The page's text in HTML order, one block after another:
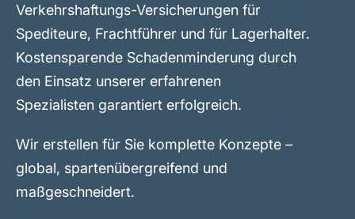
Verkehrshaftungs­-Versicherungen für
Spediteure, Frachtführer und für Lagerhalter.
Kostensparende Schadenminderung durch
den Einsatz unserer erfahrenen
Spezialisten garantiert erfolgreich.
Wir erstellen für Sie komplette Konzepte –
global, spartenübergreifend und
maßgeschneidert.